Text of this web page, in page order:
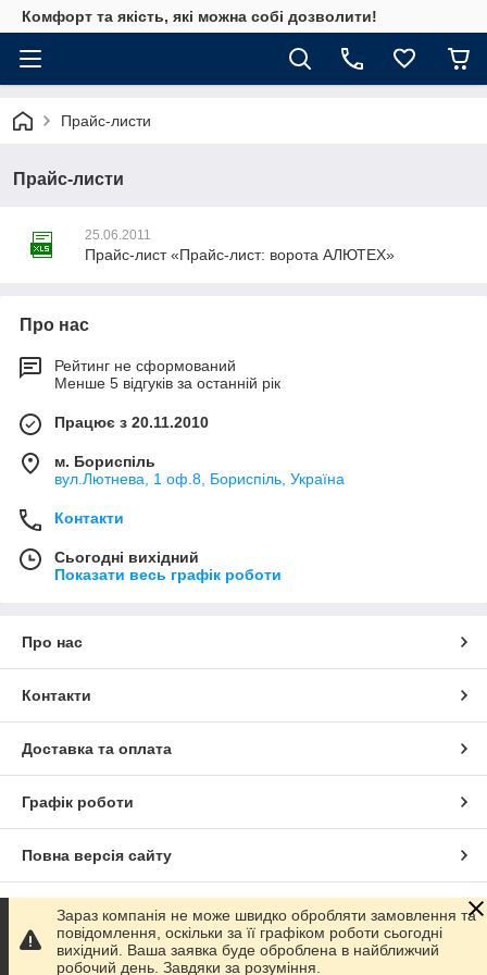
Комфорт та якість, які можна собі дозволити!
Прайс-листи
Прайс-листи
25.06.2011
Прайс-лист «Прайс-лист: ворота АЛЮТЕХ»
Про нас
Рейтинг не сформований
Менше 5 відгуків за останній рік
Працює з 20.11.2010
м. Бориспіль
вул.Лютнева, 1 оф.8, Бориспіль, Україна
Контакти
Сьогодні вихідний
Показати весь графік роботи
Про нас
Контакти
Доставка та оплата
Графік роботи
Повна версія сайту
Сайт створено на маркетплейсі Prom.ua
Політика конфіденційності
Зараз компанія не може швидко обробляти замовлення та
повідомлення, оскільки за її графіком роботи сьогодні
вихідний. Ваша заявка буде оброблена в найближчий
робочий день. Завдяки за розуміння.